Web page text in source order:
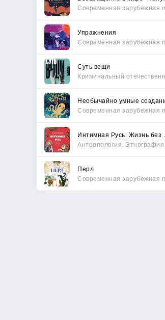
Упражнения
Суть вещи
Необычайно умные
Антропология. Этнография
Перл